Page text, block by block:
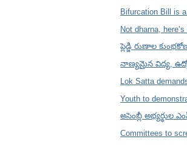
Bifurcation Bill is
Not dharna,
ప్లెడ్జి రుణాల
నాణ్యమైన విద్య,
Lok Satta
Youth to
అసెంబ్లీ అభ్యర్థుల
Committees to